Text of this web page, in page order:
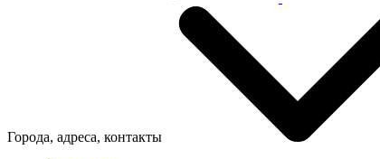
Города, адреса, контакты